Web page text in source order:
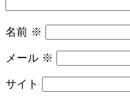
名前 ※
メール ※
サイト